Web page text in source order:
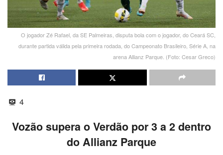
O jogador Zé Rafael, da SE Palmeiras, disputa bola com o jogador, do Ceará SC,
durante partida válida pela primeira rodada, do Campeonato Brasileiro, Série A, na
arena Allianz Parque. (Foto: Cesar Greco)
4
Vozão supera o Verdão por 3 a 2 dentro
do Allianz Parque